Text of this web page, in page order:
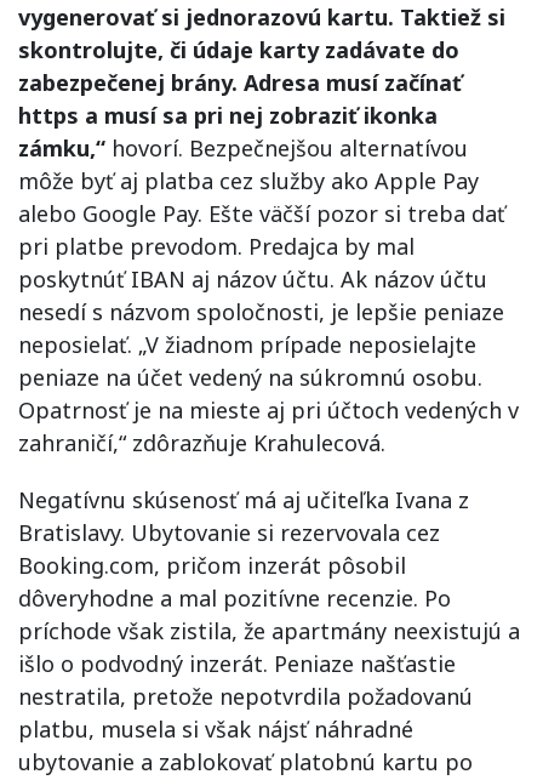
vygenerovať si jednorazovú kartu. Taktiež si
skontrolujte, či údaje karty zadávate do
zabezpečenej brány. Adresa musí začínať
https a musí sa pri nej zobraziť ikonka
zámku,“ hovorí. Bezpečnejšou alternatívou
môže byť aj platba cez služby ako Apple Pay
alebo Google Pay. Ešte väčší pozor si treba dať
pri platbe prevodom. Predajca by mal
poskytnúť IBAN aj názov účtu. Ak názov účtu
nesedí s názvom spoločnosti, je lepšie peniaze
neposielať. „V žiadnom prípade neposielajte
peniaze na účet vedený na súkromnú osobu.
Opatrnosť je na mieste aj pri účtoch vedených v
zahraničí,“ zdôrazňuje Krahulecová.
Negatívnu skúsenosť má aj učiteľka Ivana z
Bratislavy. Ubytovanie si rezervovala cez
Booking.com, pričom inzerát pôsobil
dôveryhodne a mal pozitívne recenzie. Po
príchode však zistila, že apartmány neexistujú a
išlo o podvodný inzerát. Peniaze našťastie
nestratila, pretože nepotvrdila požadovanú
platbu, musela si však nájsť náhradné
ubytovanie a zablokovať platobnú kartu po